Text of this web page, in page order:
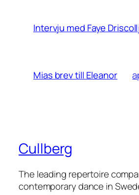
Intervju med Faye Driscoll
Mias brev till Eleanor
Cullberg
The leading repertoire
contemporary dance in